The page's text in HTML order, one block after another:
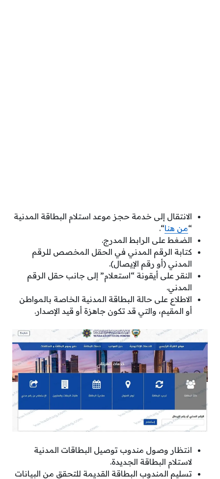
الانتقال إلى خدمة حجز موعد استلام البطاقة المدنية
“من هنا“.
الضغط على الرابط المدرج.
كتابة الرقم المدني في الحقل المخصص للرقم
المدني (أو رقم الإيصال).
النقر على أيقونة “استعلام” إلى جانب حقل الرقم
المدني.
الاطلاع على حالة البطاقة المدنية الخاصة بالمواطن
أو المقيم، والتي قد تكون جاهزة أو قيد الإصدار.
انتظار وصول مندوب توصيل البطاقات المدنية
لاستلام البطاقة الجديدة.
تسليم المندوب البطاقة القديمة للتحقق من البيانات